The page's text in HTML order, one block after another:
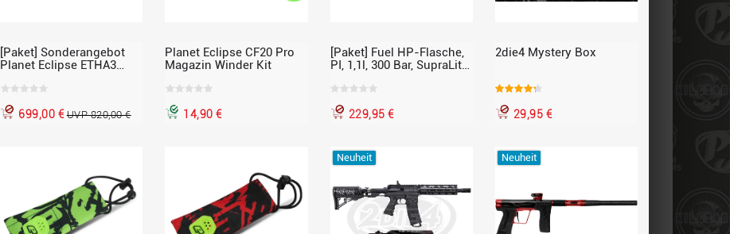
[Paket] Sonderangebot
Planet Eclipse ETHA3
schwarz inkl. Loader und
300 Bar HP-Flasche
699,00 €UVP 820,00 €
Planet Eclipse CF20 Pro
Magazin Winder Kit
14,90 €
[Paket] Fuel HP-Flasche,
PI, 1,1l, 300 Bar, SupraLite
Regulator
229,95 €
2die4 Mystery Box
29,95 €
Neuheit Neuheit